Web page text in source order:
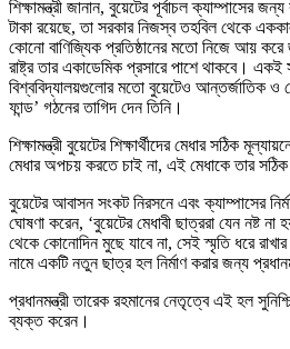
শিক্ষামন্ত্রী জানান, বুয়েটের পূর্বাচল ক্যাম্পাসের
টাকা রয়েছে, তা সরকার নিজস্ব তহবিল থেকে
কোনো বাণিজ্যিক প্রতিষ্ঠানের মতো নিজে আয় করে
রাষ্ট্র তার একাডেমিক প্রসারে পাশে থাকবে। একই
বিশ্ববিদ্যালয়গুলোর মতো বুয়েটেও আন্তর্জাতিক ও
ফান্ড’ গঠনের তাগিদ দেন তিনি।
শিক্ষামন্ত্রী বুয়েটের শিক্ষার্থীদের মেধার সঠিক
মেধার অপচয় করতে চাই না, এই মেধাকে তার সঠিক
বুয়েটের আবাসন সংকট নিরসনে এবং ক্যাম্পাসের
ঘোষণা করেন, ‘বুয়েটের মেধাবী ছাত্ররা যেন নষ্ট না
থেকে কোনোদিন মুছে যাবে না, সেই স্মৃতি ধরে
নামে একটি নতুন ছাত্র হল নির্মাণ করার জন্য
প্রধানমন্ত্রী তারেক রহমানের নেতৃত্বে এই হল
ব্যক্ত করেন।